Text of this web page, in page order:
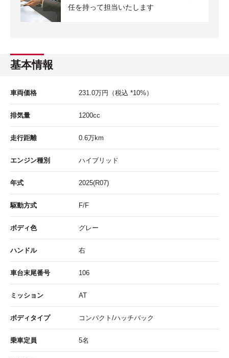
任を持って担当いたします
基本情報
車両価格 231.0万円 （税込 *10%）
排気量 1200cc
走行距離 0.6万km
エンジン種別 ハイブリッド
年式 2025(R07)
駆動方式 F/F
ボディ色 グレー
ハンドル 右
車台末尾番号 106
ミッション AT
ボディタイプ コンパクト/ハッチバック
乗車定員 5名